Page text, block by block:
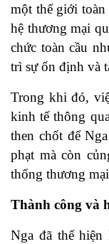
một thế giới toàn
hệ thương mại
chức toàn cầu
trì sự ổn định và
Trong khi đó,
kinh tế thông
then chốt để
phạt mà còn
thống thương
Thành công và
Nga đã thể